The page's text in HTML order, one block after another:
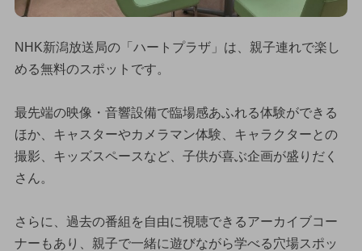
NHK新潟放送局の「ハートプラザ」は、親子連れで楽し
める無料のスポットです。
最先端の映像・音響設備で臨場感あふれる体験ができる
ほか、キャスターやカメラマン体験、キャラクターとの
撮影、キッズスペースなど、子供が喜ぶ企画が盛りだく
さん。
さらに、過去の番組を自由に視聴できるアーカイブコー
ナーもあり、親子で一緒に遊びながら学べる穴場スポッ